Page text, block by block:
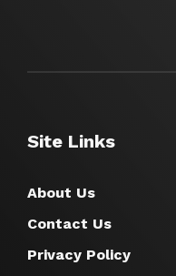
Site Links
About Us
Contact Us
Privacy Policy